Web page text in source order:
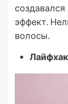
эффект.
волосы.